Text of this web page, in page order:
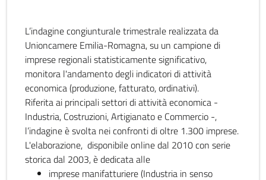
L’indagine congiunturale trimestrale realizzata da
Unioncamere Emilia-Romagna, su un campione di
imprese regionali statisticamente significativo,
monitora l'andamento degli indicatori di attività
economica (produzione, fatturato, ordinativi).
Riferita ai principali settori di attività economica -
Industria, Costruzioni, Artigianato e Commercio -,
l’indagine è svolta nei confronti di oltre 1.300 imprese.
L'elaborazione, disponibile online dal 2010 con serie
storica dal 2003, è dedicata alle
imprese manifatturiere (Industria in senso